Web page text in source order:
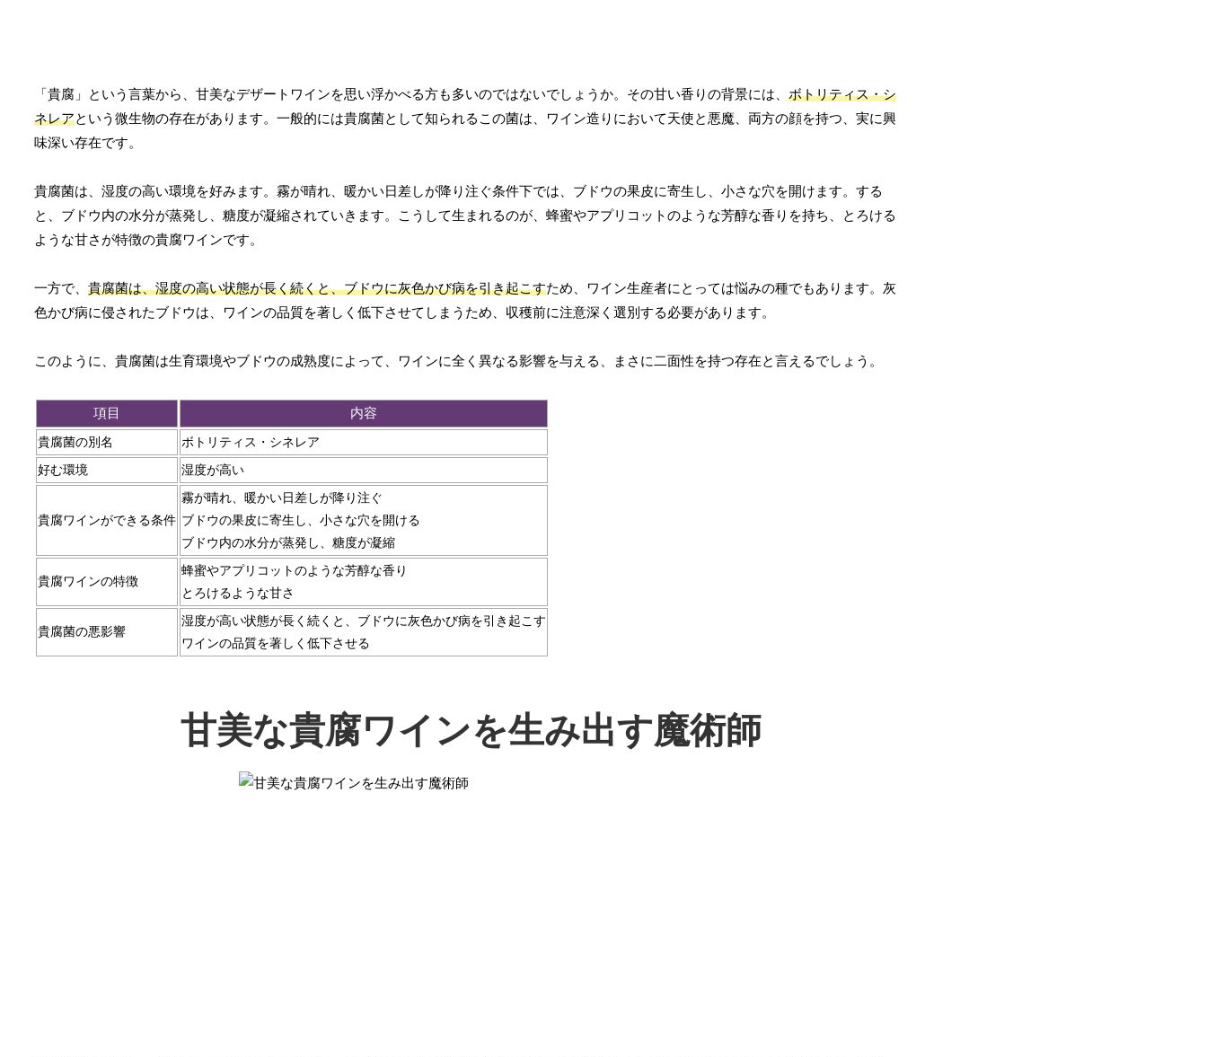
「貴腐」という言葉から、甘美なデザートワインを思い浮かべる方も多いのではないでしょうか。その甘い香りの背景には、 ボトリティス・シ
ネレアという微生物の存在があります。一般的には貴腐菌として知られるこの菌は、ワイン造りにおいて天使と悪魔、両方の顔を持つ、実に興
味深い存在です。
貴腐菌は、湿度の高い環境を好みます。霧が晴れ、暖かい日差しが降り注ぐ条件下では、ブドウの果皮に寄生し、小さな穴を開けます。する
と、ブドウ内の水分が蒸発し、糖度が凝縮されていきます。こうして生まれるのが、蜂蜜やアプリコットのような芳醇な香りを持ち、とろける
ような甘さが特徴の貴腐ワインです。
一方で、 貴腐菌は、湿度の高い状態が長く続くと、ブドウに灰色かび病を引き起こすため、ワイン生産者にとっては悩みの種でもあります。灰
色かび病に侵されたブドウは、ワインの品質を著しく低下させてしまうため、収穫前に注意深く選別する必要があります。
このように、貴腐菌は生育環境やブドウの成熟度によって、ワインに全く異なる影響を与える、まさに二面性を持つ存在と言えるでしょう。
項目 内容
貴腐菌の別名 ボトリティス・シネレア
好む環境 湿度が高い
貴腐ワインができる条件
霧が晴れ、暖かい日差しが降り注ぐ
ブドウの果皮に寄生し、小さな穴を開ける
ブドウ内の水分が蒸発し、糖度が凝縮
貴腐ワインの特徴
蜂蜜やアプリコットのような芳醇な香り
とろけるような甘さ
貴腐菌の悪影響
湿度が高い状態が長く続くと、ブドウに灰色かび病を引き起こす
ワインの品質を著しく低下させる
甘美な貴腐ワインを生み出す魔術師